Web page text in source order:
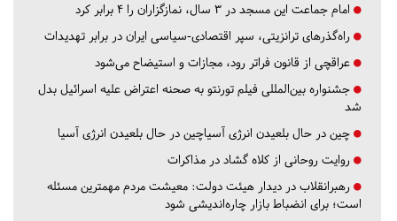
امام جماعت این مسجد در ۳ سال، نمازگزاران را ۴ برابر کرد
راه‌گذرهای ترانزیتی، سپر اقتصادی-سیاسی ایران در برابر تهدیدات
عراقچی از قانون فراتر رود، مجازات و استیضاح می‌شود
جشنواره بین‌المللی فیلم تورنتو به صحنه اعتراض علیه اسرائیل بدل
شد
چین در حال بلعیدن انرژی آسیاچین در حال بلعیدن انرژی آسیا
روایت روحانی از کلاه گشاد در مذاکرات
رهبرانقلاب در دیدار هیئت دولت: معیشت مردم مهمترین مسئله
است؛ برای انضباط بازار چاره‌اندیشی شود